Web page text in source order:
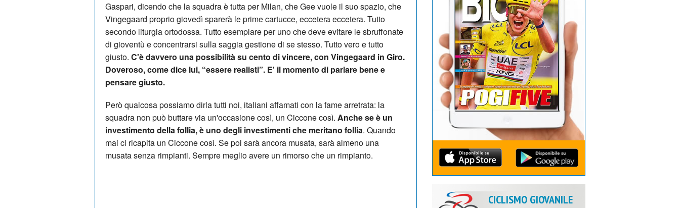
Gaspari, dicendo che la squadra è tutta per Milan, che Gee vuole il suo spazio, che
Vingegaard proprio giovedì sparerà le prime cartucce, eccetera eccetera. Tutto
secondo liturgia ortodossa. Tutto esemplare per uno che deve evitare le sbruffonate
di gioventù e concentrarsi sulla saggia gestione di se stesso. Tutto vero e tutto
giusto. C'è davvero una possibilità su cento di vincere, con Vingegaard in Giro.
Doveroso, come dice lui, “essere realisti”. E' il momento di parlare bene e
pensare giusto.
Però qualcosa possiamo dirla tutti noi, italiani affamati con la fame arretrata: la
squadra non può buttare via un'occasione così, un Ciccone così. Anche se è un
investimento della follia, è uno degli investimenti che meritano follia. Quando
mai ci ricapita un Ciccone così. Se poi sarà ancora musata, sarà almeno una
musata senza rimpianti. Sempre meglio avere un rimorso che un rimpianto.
CICLISMO GIOVANILE